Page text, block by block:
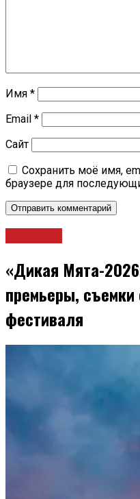
Имя *
Email *
Сайт
Сохранить моё имя,
браузере для
«Дикая Мята-
премьеры,
фестиваля